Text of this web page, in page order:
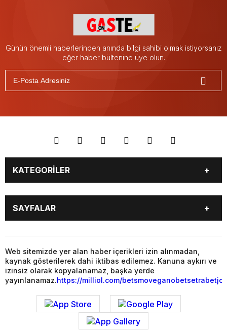
Günün önemli haberlerinden anında bilgi sahibi olmak istiyorsanız
eğer haber bültenine üye olun.
KATEGORİLER
YAŞAM
SİYASET
GAZETE OKU
PUAN DURUMU
TÜM MANŞET HABERLERİ
SAYFALAR
MAGAZİN
YAŞAM
SİYASET
EKONOMİ
Web sitemizde yer alan haber içerikleri izin alınmadan,
kaynak gösterilerek dahi iktibas edilemez. Kanuna aykırı ve
izinsiz olarak kopyalanamaz, başka yerde
yayınlanamaz.https://milliol.com/betsmoveganobetsetrabet